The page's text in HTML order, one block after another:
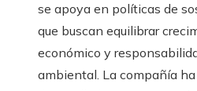
se apoya en políticas de
que buscan equilibrar
económico y
ambiental. La compañía ha